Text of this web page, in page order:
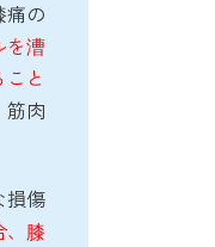
痛の
を漕
と
筋肉
損傷
、膝